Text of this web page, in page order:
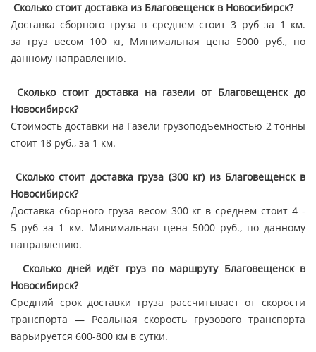
Сколько стоит доставка из Благовещенск в Новосибирск?
Доставка сборного груза в среднем стоит 3 руб за 1 км.
за груз весом 100 кг, Минимальная цена 5000 руб., по
данному направлению.
Сколько стоит доставка на газели от Благовещенск до
Новосибирск?
Стоимость доставки на Газели грузоподъёмностью 2 тонны
стоит 18 руб., за 1 км.
Сколько стоит доставка груза (300 кг) из Благовещенск в
Новосибирск?
Доставка сборного груза весом 300 кг в среднем стоит 4 -
5 руб за 1 км. Минимальная цена 5000 руб., по данному
направлению.
Сколько дней идёт груз по маршруту Благовещенск в
Новосибирск?
Средний срок доставки груза рассчитывает от скорости
транспорта — Реальная скорость грузового транспорта
варьируется 600-800 км в сутки.